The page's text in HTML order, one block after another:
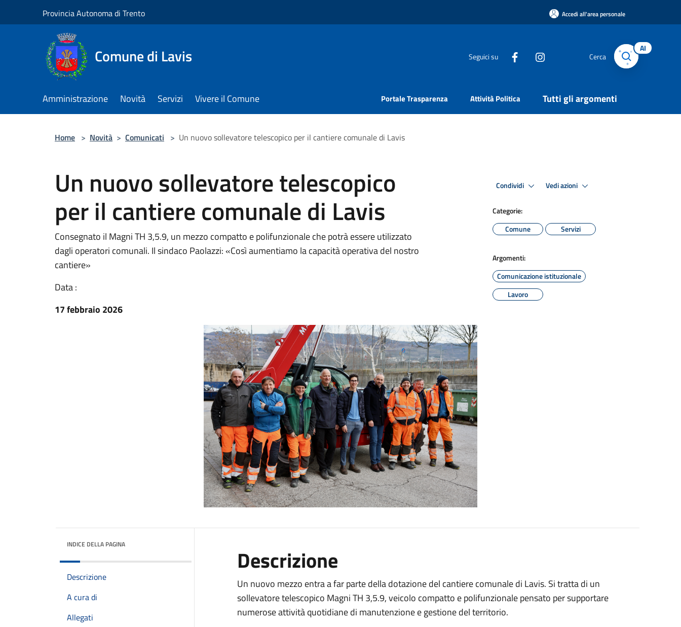
Provincia Autonoma di Trento Accedi all'area personale
Comune di Lavis Seguici su Cerca
AI
Amministrazione Novità Servizi Vivere il Comune Portale Trasparenza Attività Politica Tutti gli argomenti
Home > Novità > Comunicati > Un nuovo sollevatore telescopico per il cantiere comunale di Lavis
Un nuovo sollevatore telescopico
per il cantiere comunale di Lavis
Consegnato il Magni TH 3,5.9, un mezzo compatto e polifunzionale che potrà essere utilizzato
dagli operatori comunali. Il sindaco Paolazzi: «Così aumentiamo la capacità operativa del nostro
cantiere»
Data :
17 febbraio 2026
Condividi Vedi azioni
Categorie:
Comune
Servizi
Argomenti:
Comunicazione istituzionale
Lavoro
INDICE DELLA PAGINA
Descrizione
A cura di
Allegati
Descrizione
Un nuovo mezzo entra a far parte della dotazione del cantiere comunale di Lavis. Si tratta di un
sollevatore telescopico Magni TH 3,5.9, veicolo compatto e polifunzionale pensato per supportare
numerose attività quotidiane di manutenzione e gestione del territorio.